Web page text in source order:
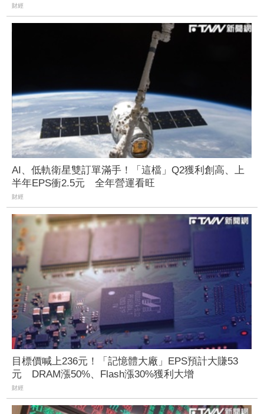
財經
AI、低軌衛星雙訂單滿手！「這檔」Q2獲利創高、上
半年EPS衝2.5元 全年營運看旺
財經
目標價喊上236元！「記憶體大廠」EPS預計大賺53
元 DRAM漲50%、Flash漲30%獲利大增
財經